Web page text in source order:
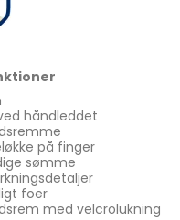
håndleddet
på finger
sømme
foer
med velcrolukning